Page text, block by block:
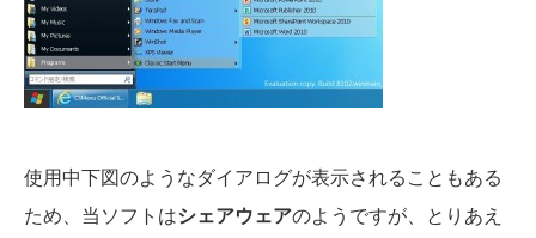
使用中下図のようなダイアログが表示されることもある
ため、当ソフトはシェアウェアのようですが、とりあえ